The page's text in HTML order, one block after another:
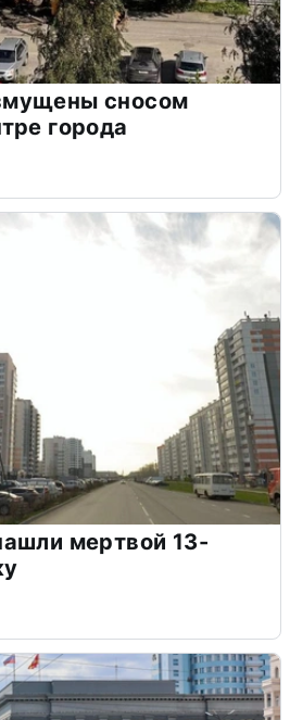
сносом
города
мертвой 13-